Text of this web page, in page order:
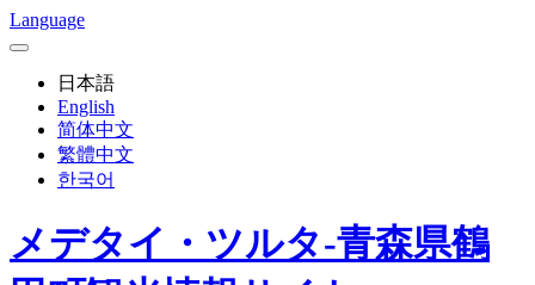
Language
日本語
English
简体中文
繁體中文
한국어
メデタイ・ツルタ-青森県鶴